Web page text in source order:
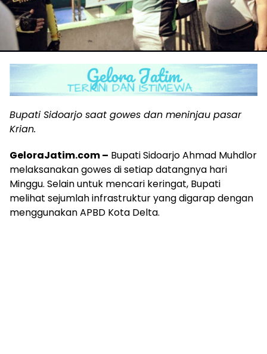
Bupati Sidoarjo saat gowes dan meninjau pasar
Krian.
GeloraJatim.com – Bupati Sidoarjo Ahmad Muhdlor
melaksanakan gowes di setiap datangnya hari
Minggu. Selain untuk mencari keringat, Bupati
melihat sejumlah infrastruktur yang digarap dengan
menggunakan APBD Kota Delta.